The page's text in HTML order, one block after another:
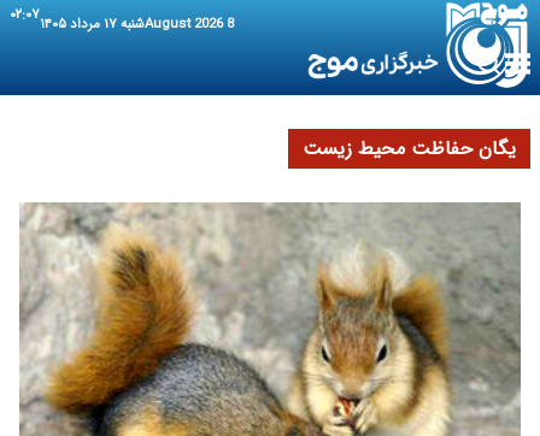
8 August 2026 شنبه ۱۷ مرداد ۱۴۰۵ ۰۲:۰۷
یگان حفاظت محیط زیست